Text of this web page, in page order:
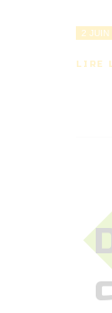
2 JUIN
LIRE